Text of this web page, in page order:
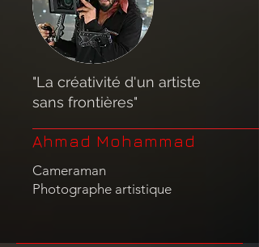
"La créativité d'un artiste
sans frontières"
Ahmad Mohammad
Cameraman
Photographe artistique